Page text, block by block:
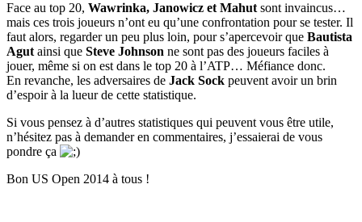
Face au top 20, Wawrinka, Janowicz et Mahut sont invaincus…
mais ces trois joueurs n’ont eu qu’une confrontation pour se tester. Il
faut alors, regarder un peu plus loin, pour s’apercevoir que Bautista
Agut ainsi que Steve Johnson ne sont pas des joueurs faciles à
jouer, même si on est dans le top 20 à l’ATP… Méfiance donc.
En revanche, les adversaires de Jack Sock peuvent avoir un brin
d’espoir à la lueur de cette statistique.
Si vous pensez à d’autres statistiques qui peuvent vous être utile,
n’hésitez pas à demander en commentaires, j’essaierai de vous
pondre ça
Bon US Open 2014 à tous !